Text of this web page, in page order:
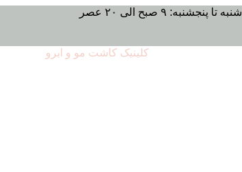
شنبه تا پنجشنبه: ۹ صبح الی ۲۰ عصر